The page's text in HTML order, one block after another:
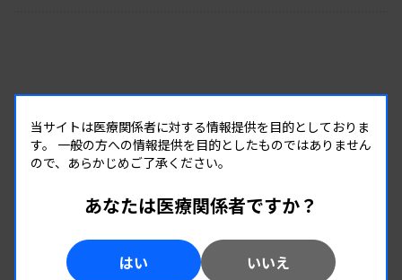
当サイトは医療関係者に対する情報提供を目的としておりま
す。 一般の方への情報提供を目的としたものではありません
ので、あらかじめご了承ください。
あなたは医療関係者ですか？
はい いいえ